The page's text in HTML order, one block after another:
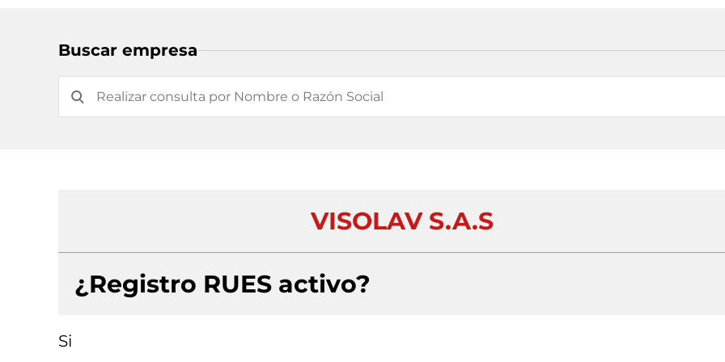
Buscar empresa
VISOLAV S.A.S
¿Registro RUES activo?
Si